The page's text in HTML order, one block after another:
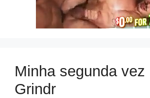
Minha segunda vez
Grindr